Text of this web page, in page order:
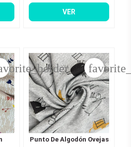
VER
Punto De Algodón Ovejas